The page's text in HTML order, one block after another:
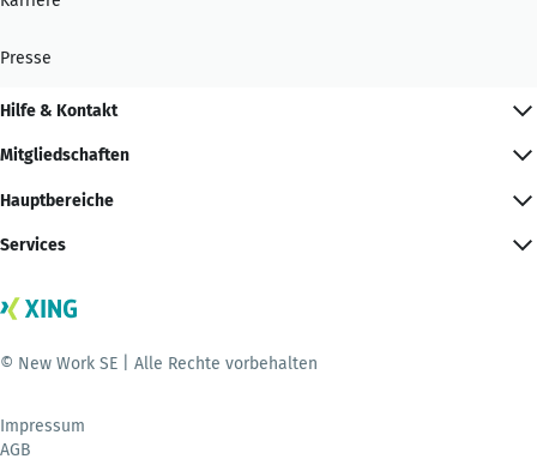
Presse
Hilfe & Kontakt
Mitgliedschaften
Hauptbereiche
Services
© New Work SE | Alle Rechte vorbehalten
Impressum
AGB